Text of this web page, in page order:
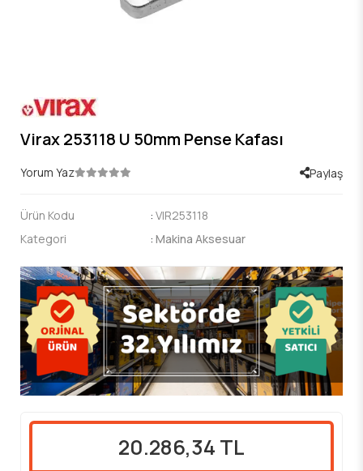
Virax 253118 U 50mm Pense Kafası
Yorum Yaz Paylaş
Ürün Kodu : VIR253118
Kategori
: Makina Aksesuar
20.286,34 TL